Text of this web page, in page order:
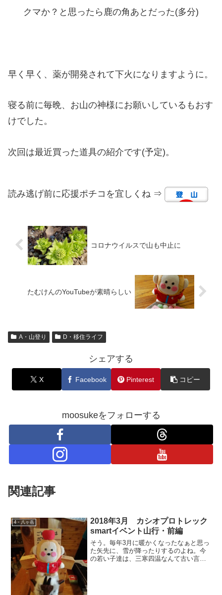
クマか？と思ったら鹿の角あとだった(多分)
早く早く、薬が開発されて下火になりますように。
寝る前に毎晩、お山の神様にお願いしているもおす
けでした。
次回は最近買った道具の紹介です(予定)。
読み逃げ前に応援ポチコを宜しくね ⇒
コロナウイルスで山も中止に
たむけんのYouTubeが素晴らしい
A・山登り D・移住ライフ
シェアする
X Facebook Pinterest コピー
moosukeをフォローする
関連記事
4・八ヶ岳
2018年3月 カシオプロトレック
smartイベント山行・前編
そう。毎年3月に暖かくなったなぁと思っ
た矢先に、雪が降ったりするのよね。今
の若い子達は、三寒四温なんて古い言葉